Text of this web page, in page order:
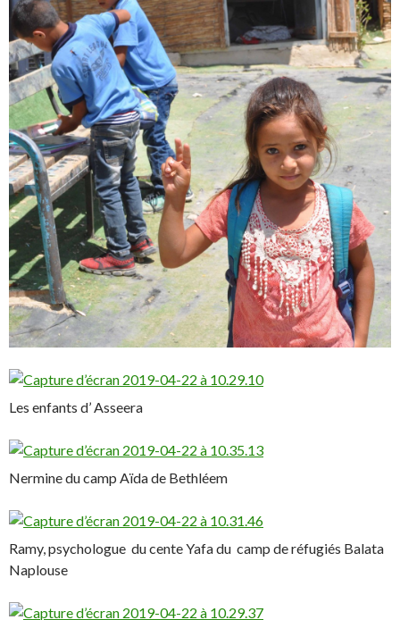
Les enfants d’ Asseera
Nermine du camp Aïda de Bethléem
Ramy, psychologue du cente Yafa du camp de réfugiés Balata
Naplouse